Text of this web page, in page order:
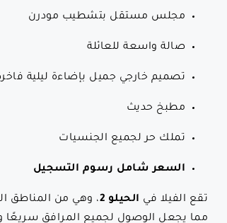
مجلس مستقل بتشطيب مودرن
صالة واسعة للعائلة
تصميم خارجي جميل بإضاءة ليلية
مطبخ حديث
تملك حر لجميع الجنسيات
السعر شامل رسوم التسجيل
تقع الفيلا في الحيلو 2
، وهي من المناطق
مما يجعل الوصول لجميع المرافق سريعًا